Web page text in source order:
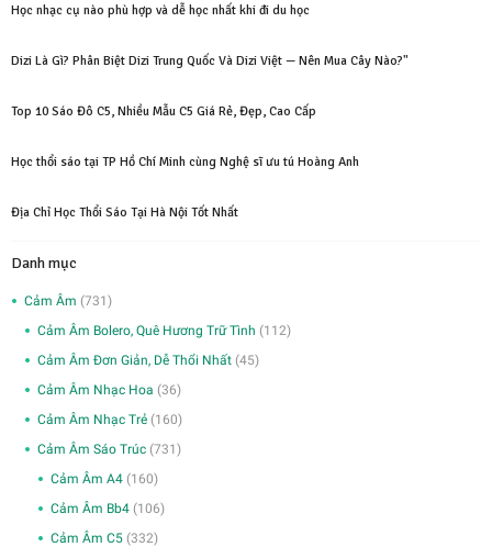
Học nhạc cụ nào phù hợp và dễ học nhất khi đi du học
Dizi Là Gì? Phân Biệt Dizi Trung Quốc Và Dizi Việt — Nên Mua Cây Nào?"
Top 10 Sáo Đô C5, Nhiều Mẫu C5 Giá Rẻ, Đẹp, Cao Cấp
Học thổi sáo tại TP Hồ Chí Minh cùng Nghệ sĩ ưu tú Hoàng Anh
Địa Chỉ Học Thổi Sáo Tại Hà Nội Tốt Nhất
Danh mục
Cảm Âm (731)
Cảm Âm Bolero, Quê Hương Trữ Tình (112)
Cảm Âm Đơn Giản, Dễ Thổi Nhất (45)
Cảm Âm Nhạc Hoa (36)
Cảm Âm Nhạc Trẻ (160)
Cảm Âm Sáo Trúc (731)
Cảm Âm A4 (160)
Cảm Âm Bb4 (106)
Cảm Âm C5 (332)